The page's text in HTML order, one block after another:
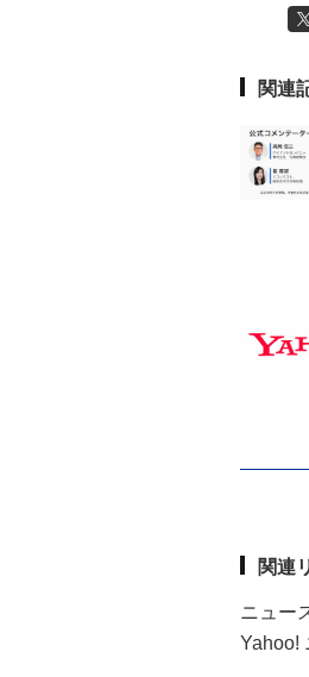
関連
関連
ニュー
Yahoo!